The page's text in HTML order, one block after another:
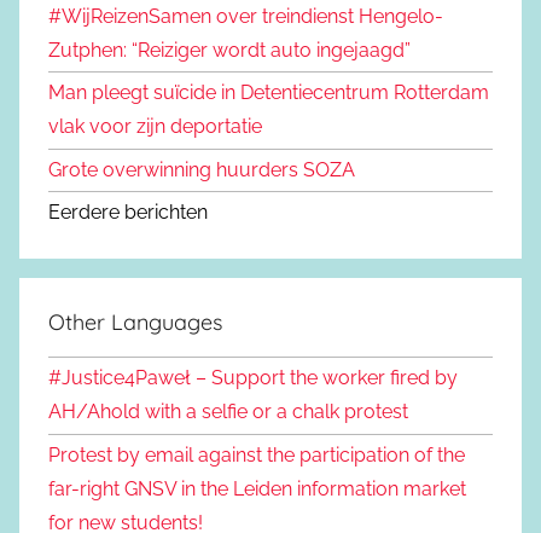
#WijReizenSamen over treindienst Hengelo-
Zutphen: “Reiziger wordt auto ingejaagd”
Man pleegt suïcide in Detentiecentrum Rotterdam
vlak voor zijn deportatie
Grote overwinning huurders SOZA
Eerdere berichten
Other Languages
#Justice4Paweł – Support the worker fired by
AH/Ahold with a selfie or a chalk protest
Protest by email against the participation of the
far-right GNSV in the Leiden information market
for new students!